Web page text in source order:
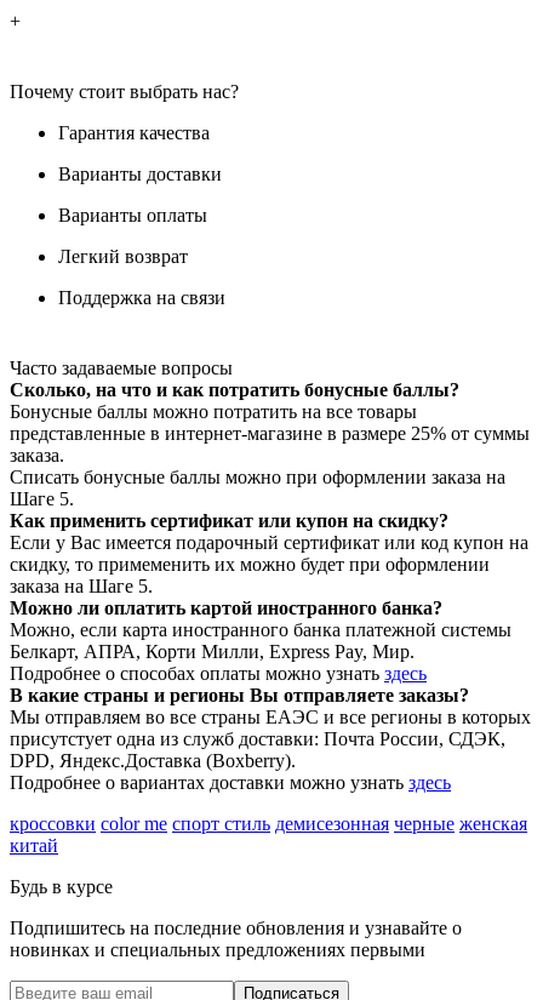
+
Почему стоит выбрать нас?
Гарантия качества
Варианты доставки
Варианты оплаты
Легкий возврат
Поддержка на связи
Часто задаваемые вопросы
Сколько, на что и как потратить бонусные баллы?
Бонусные баллы можно потратить на все товары
представленные в интернет-магазине в размере 25% от суммы
заказа.
Списать бонусные баллы можно при оформлении заказа на
Шаге 5.
Как применить сертификат или купон на скидку?
Если у Вас имеется подарочный сертификат или код купон на
скидку, то примеменить их можно будет при оформлении
заказа на Шаге 5.
Можно ли оплатить картой иностранного банка?
Можно, если карта иностранного банка платежной системы
Белкарт, АПРА, Корти Милли, Express Pay, Мир.
Подробнее о способах оплаты можно узнать здесь
В какие страны и регионы Вы отправляете заказы?
Мы отправляем во все страны ЕАЭС и все регионы в которых
присутстует одна из служб доставки: Почта России, СДЭК,
DPD, Яндекс.Доставка (Boxberry).
Подробнее о вариантах доставки можно узнать здесь
кроссовки color me спорт стиль демисезонная черные женская
китай
Будь в курсе
Подпишитесь на последние обновления и узнавайте о
новинках и специальных предложениях первыми
Подписаться